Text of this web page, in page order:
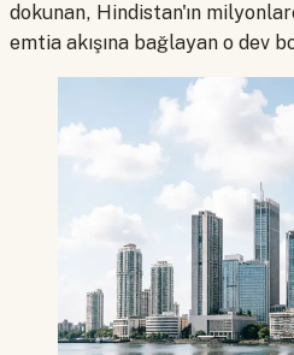
dokunan, Hindistan'ın
emtia akışına bağlayan o dev